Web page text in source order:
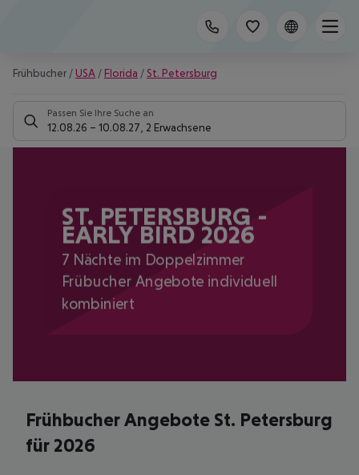
Frühbucher /USA / Florida / St. Petersburg
Passen Sie Ihre Suche an
12.08.26 – 10.08.27 2 Erwachsene
ST. PETERSBURG -
EARLY BIRD 2026
7 Nächte im Doppelzimmer
Frübucher Angebote individuell
kombiniert
Frühbucher Angebote St. Petersburg
für 2026